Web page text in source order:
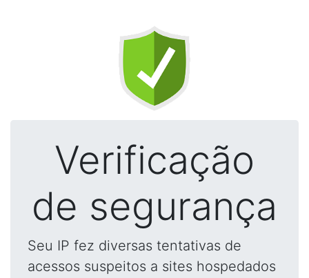
Verificação
de segurança
Seu IP fez diversas tentativas de
acessos suspeitos a sites hospedados